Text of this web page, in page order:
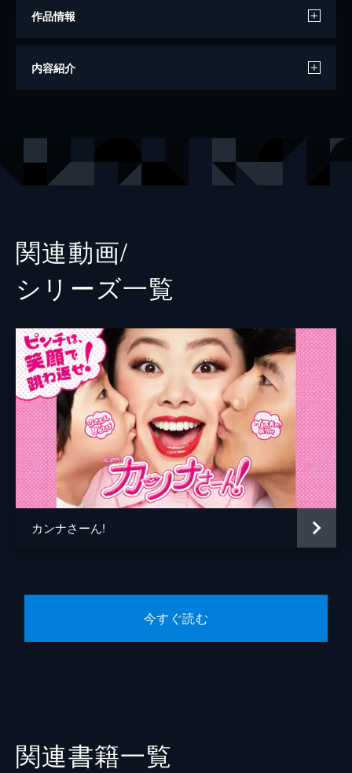
作品情報
著者
内容紹介
関連動画/
シリーズ⼀覧
カンナさーん!
今すぐ読む
関連書籍一覧